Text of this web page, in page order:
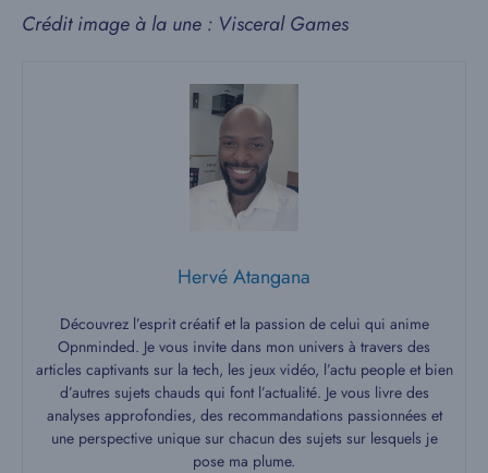
Crédit image à la une : Visceral Games
Hervé Atangana
Découvrez l’esprit créatif et la passion de celui qui anime
Opnminded. Je vous invite dans mon univers à travers des
articles captivants sur la tech, les jeux vidéo, l’actu people et bien
d’autres sujets chauds qui font l’actualité. Je vous livre des
analyses approfondies, des recommandations passionnées et
une perspective unique sur chacun des sujets sur lesquels je
pose ma plume.